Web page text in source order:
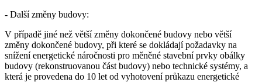
- Další změny budovy:
V případě jiné než větší změny dokončené budovy nebo větší
změny dokončené budovy, při které se dokládají požadavky na
snížení energetické náročnosti pro měněné stavební prvky obálky
budovy (rekonstruovanou část budovy) nebo technické systémy, a
která je provedena do 10 let od vyhotovení průkazu energetické